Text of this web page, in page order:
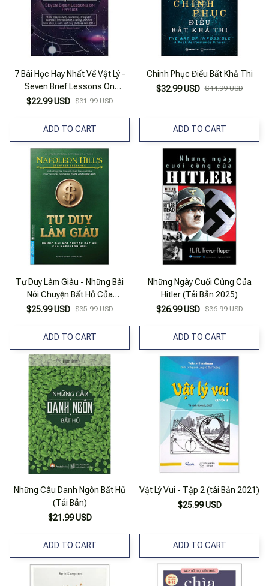
7 Bài Học Hay Nhất Về Vật Lý -
Seven Brief Lessons On
Physics (Tái Bản 2025)
$22.99 USD $31.99 USD
ADD TO CART
Chinh Phục Điều Bất Khả Thi
$32.99 USD $44.99 USD
ADD TO CART
Tư Duy Làm Giàu - Những Bài
Nói Chuyện Bất Hủ Của
Napoleon Hill (Tái Bản 2025)
$25.99 USD $35.99 USD
ADD TO CART
Những Ngày Cuối Cùng Của
Hitler (Tái Bản 2025)
$26.99 USD $36.99 USD
ADD TO CART
Những Câu Danh Ngôn Bất Hủ
(Tái Bản)
$21.99 USD
ADD TO CART
Vật Lý Vui - Tập 2 (tái Bản 2021)
$25.99 USD
ADD TO CART